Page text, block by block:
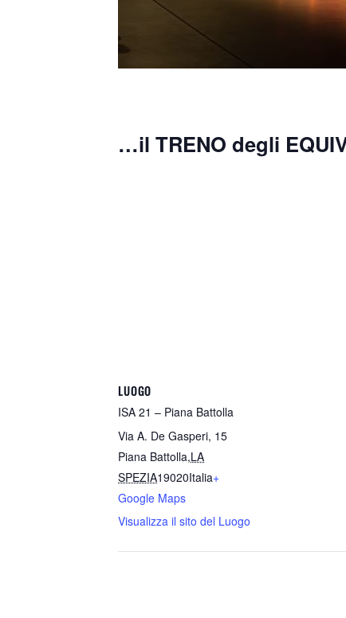
…il TRENO degli
LUOGO
ISA 21 – Piana Battolla
Via A. De Gasperi, 15
Piana Battolla,LA
SPEZIA19020Italia+
Google Maps
Visualizza il sito del Luogo